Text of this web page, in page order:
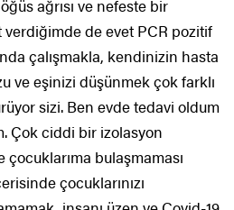
ağrısı ve nefeste bir
verdiğimde de evet PCR pozitif
çalışmakla, kendinizin hasta
ve eşinizi düşünmek çok farklı
sizi. Ben evde tedavi oldum
Çok ciddi bir izolasyon
çocuklarıma bulaşmaması
çocuklarınızı